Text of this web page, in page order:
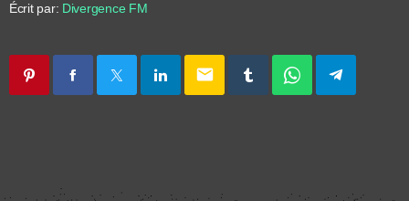
Écrit par: Divergence FM
email